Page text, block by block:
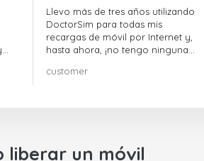
Llevo más de tres años utilizando
DoctorSim para todas mis
recargas de móvil por Internet y,
hasta ahora, ¡no tengo ninguna
customer
liberar un móvil